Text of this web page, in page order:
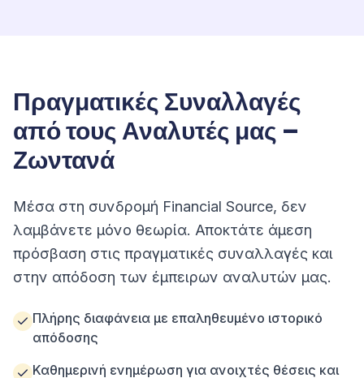
Πραγματικές Συναλλαγές
από τους Αναλυτές μας –
Ζωντανά
Μέσα στη συνδρομή Financial Source, δεν
λαμβάνετε μόνο θεωρία. Αποκτάτε άμεση
πρόσβαση στις πραγματικές συναλλαγές και
στην απόδοση των έμπειρων αναλυτών μας.
Πλήρης διαφάνεια με επαληθευμένο ιστορικό
απόδοσης
Καθημερινή ενημέρωση για ανοιχτές θέσεις και